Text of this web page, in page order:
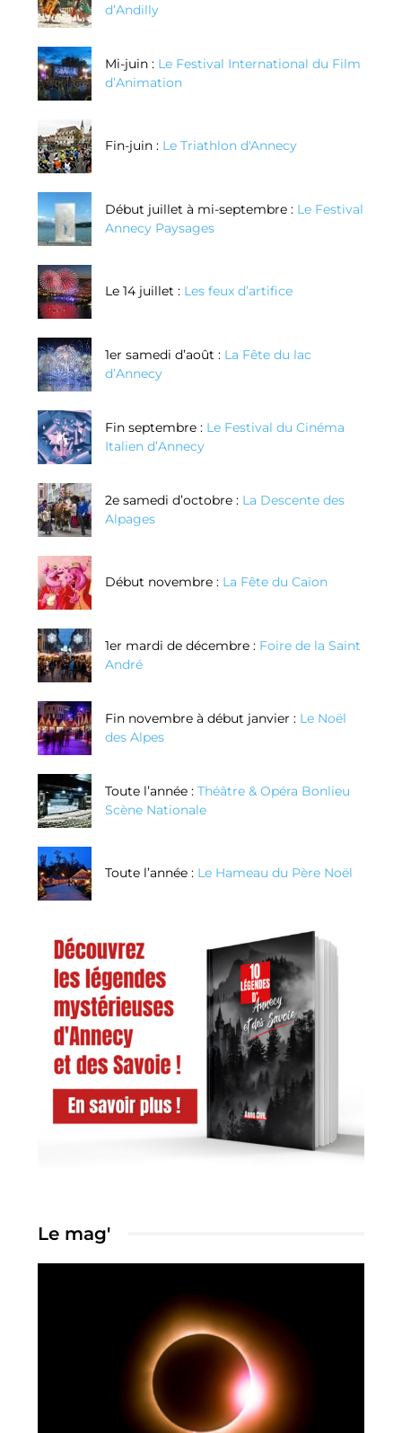
d’Andilly
Mi-juin : Le Festival International du Film
d’Animation
Fin-juin : Le Triathlon d'Annecy
Début juillet à mi-septembre : Le Festival
Annecy Paysages
Le 14 juillet : Les feux d’artifice
1er samedi d’août : La Fête du lac
d’Annecy
Fin septembre : Le Festival du Cinéma
Italien d’Annecy
2e samedi d’octobre : La Descente des
Alpages
Début novembre : La Fête du Caïon
1er mardi de décembre : Foire de la Saint
André
Fin novembre à début janvier : Le Noël
des Alpes
Toute l’année : Théâtre & Opéra Bonlieu
Scène Nationale
Toute l’année : Le Hameau du Père Noël
Le mag'